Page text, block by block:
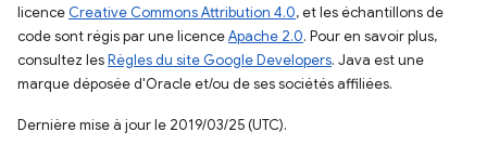
licence Creative Commons Attribution 4.0, et les échantillons de
code sont régis par une licenceApache 2.0. Pour en savoir plus,
consultez lesRègles du site Google Developers. Java est une
marque déposée d'Oracle et/ou de ses sociétés affiliées.
Dernière mise à jour le 2019/03/25 (UTC).